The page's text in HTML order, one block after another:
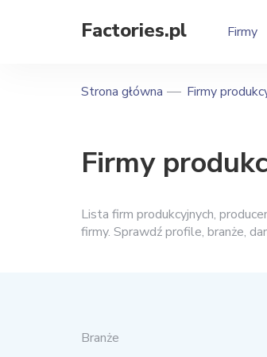
Factories.pl Firmy
Strona główna Firmy
Firmy
Lista firm produkcyjnych,
firmy. Sprawdź profile, branże,
Branże